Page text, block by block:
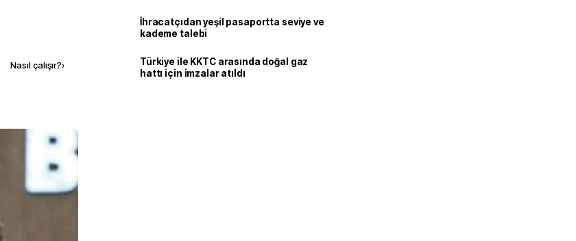
Nasıl çalışır?›
İhracatçıdan yeşil pasaportta seviye ve
kademe talebi
Türkiye ile KKTC arasında doğal gaz
hattı için imzalar atıldı